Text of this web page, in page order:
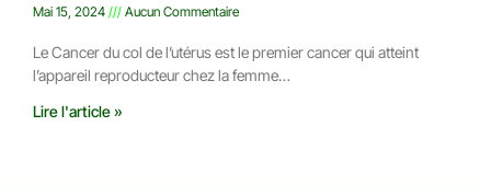
Mai 15, 2024 Aucun Commentaire
Le Cancer du col de l’utérus est le premier cancer qui atteint
l’appareil reproducteur chez la femme…
Lire l'article »